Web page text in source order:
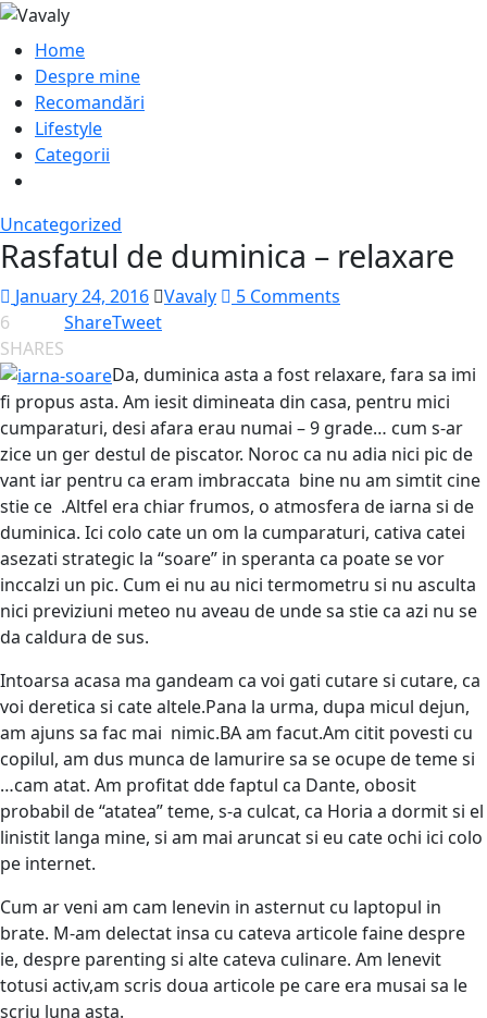
Home
Despre mine
Recomandări
Lifestyle
Categorii
Uncategorized
Rasfatul de duminica – relaxare
January 24, 2016 Vavaly
5 Comments
6
SHARES
ShareTweet
Da, duminica asta a fost relaxare, fara sa imi
fi propus asta. Am iesit dimineata din casa, pentru mici
cumparaturi, desi afara erau numai – 9 grade… cum s-ar
zice un ger destul de piscator. Noroc ca nu adia nici pic de
vant iar pentru ca eram imbraccata bine nu am simtit cine
stie ce .Altfel era chiar frumos, o atmosfera de iarna si de
duminica. Ici colo cate un om la cumparaturi, cativa catei
asezati strategic la “soare” in speranta ca poate se vor
inccalzi un pic. Cum ei nu au nici termometru si nu asculta
nici previziuni meteo nu aveau de unde sa stie ca azi nu se
da caldura de sus.
Intoarsa acasa ma gandeam ca voi gati cutare si cutare, ca
voi deretica si cate altele.Pana la urma, dupa micul dejun,
am ajuns sa fac mai nimic.BA am facut.Am citit povesti cu
copilul, am dus munca de lamurire sa se ocupe de teme si
…cam atat. Am profitat dde faptul ca Dante, obosit
probabil de “atatea” teme, s-a culcat, ca Horia a dormit si el
linistit langa mine, si am mai aruncat si eu cate ochi ici colo
pe internet.
Cum ar veni am cam lenevin in asternut cu laptopul in
brate. M-am delectat insa cu cateva articole faine despre
ie, despre parenting si alte cateva culinare. Am lenevit
totusi activ,am scris doua articole pe care era musai sa le
scriu luna asta.